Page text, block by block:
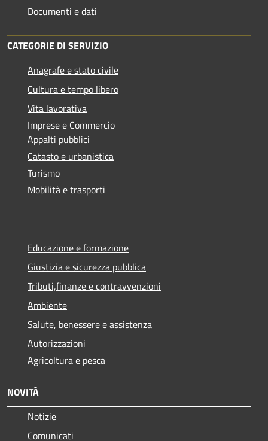
Documenti e dati
CATEGORIE DI SERVIZIO
Anagrafe e stato civile
Cultura e tempo libero
Vita lavorativa
Imprese e Commercio
Appalti pubblici
Catasto e urbanistica
Turismo
Mobilità e trasporti
Educazione e formazione
Giustizia e sicurezza pubblica
Tributi,finanze e contravvenzioni
Ambiente
Salute, benessere e assistenza
Autorizzazioni
Agricoltura e pesca
NOVITÀ
Notizie
Comunicati